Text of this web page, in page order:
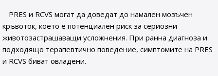
PRES и RCVS могат да доведат до намален мозъчен
кръвоток, което е потенциален риск за сериозни
животозастрашаващи усложнения. При ранна диагноза и
подходящо терапевтично поведение, симптомите на PRES
и RCVS биват овладени.